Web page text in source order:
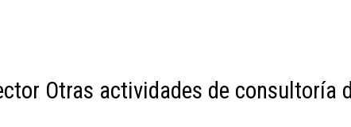
Otras actividades de consultoría